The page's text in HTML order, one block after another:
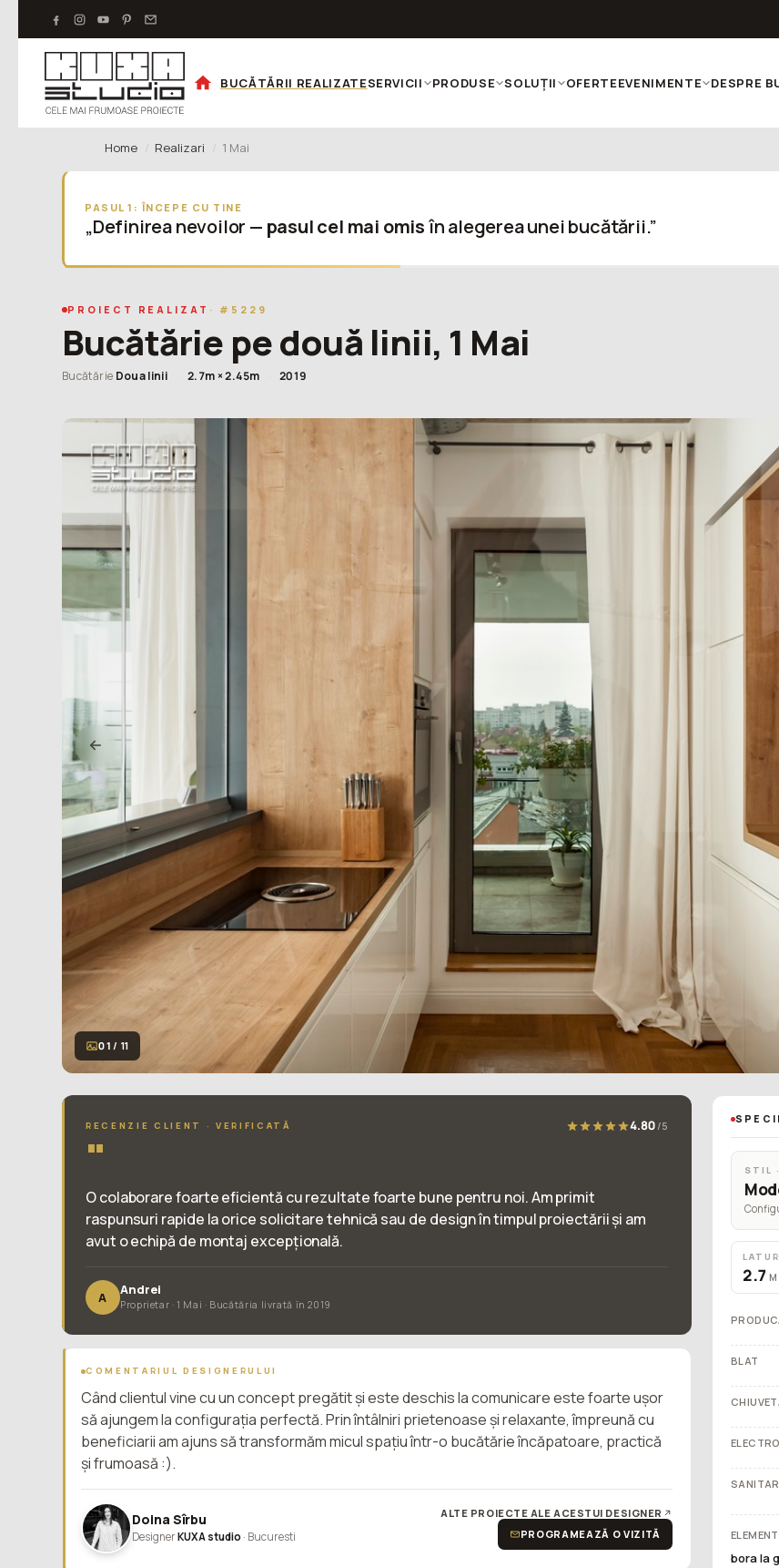
BUCĂTĂRII REALIZATESERVICII PRODUSE SOLUȚII OFERTEEVENIMENTE DESPRE
Home Realizari 1 Mai
PASUL 1: ÎNCEPE CU TINE
„Definirea nevoilor — pasul cel mai omisîn alegerea unei bucătării.”
PROIECT REALIZAT · #5229
Bucătărie pe două linii, 1 Mai
Bucătărie Doua linii 2.7m × 2.45m 2019
01 / 11
RECENZIE CLIENT · VERIFICATĂ 4.80 /5
"
O colaborare foarte eficientă cu rezultate foarte bune pentru noi. Am primit
raspunsuri rapide la orice solicitare tehnică sau de design în timpul proiectării și am
avut o echipă de montaj excepțională.
A Andrei
Proprietar · 1 Mai · Bucătăria livrată în 2019
COMENTARIUL DESIGNERULUI
Când clientul vine cu un concept pregătit și este deschis la comunicare este foarte ușor
să ajungem la configurația perfectă. Prin întâlniri prietenoase și relaxante, împreună cu
beneficiarii am ajuns să transformăm micul spațiu într-o bucătărie încăpatoare, practică
și frumoasă :).
Doina Sîrbu
DesignerKUXA studio · Bucuresti
ALTE PROIECTE ALE ACESTUI DESIGNER
PROGRAMEAZĂ O VIZITĂ
STIL
2.7 M
BLAT
bora la